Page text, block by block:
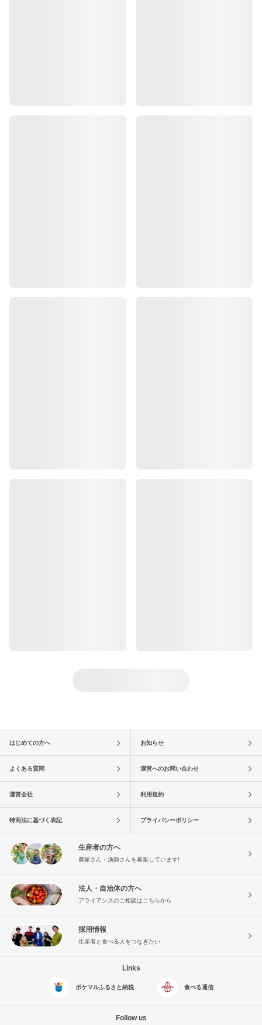
はじめての方へ お知らせ
よくある質問 運営へのお問い合わせ
運営会社 利用規約
特商法に基づく表記 プライバシーポリシー
生産者の方へ
農家さん・漁師さんを募集しています!
法人・自治体の方へ
アライアンスのご相談はこちらから
採用情報
生産者と食べる人をつなぎたい
Links
ポケマルふるさと納税 食べる通信
Follow us